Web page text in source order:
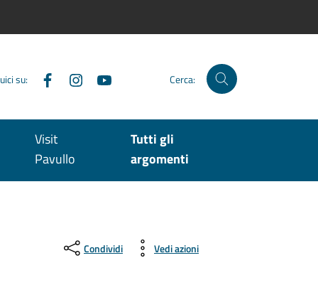
su: FacebookInstagram Cerca:
Visit
Pavullo
Tutti gli
argomenti
Condividi Vedi azioni